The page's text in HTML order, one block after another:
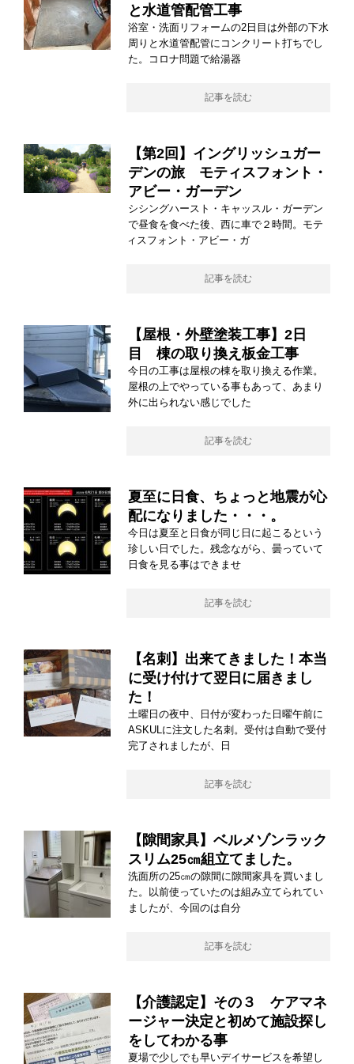
と水道管配管工事
浴室・洗面リフォームの2日目は外部の下水
周りと水道管配管にコンクリート打ちでし
た。コロナ問題で給湯器
記事を読む
【第2回】イングリッシュガー
デンの旅 モティスフォント・
アビー・ガーデン
シシングハースト・キャッスル・ガーデン
で昼食を食べた後、西に車で２時間。モテ
ィスフォント・アビー・ガ
記事を読む
【屋根・外壁塗装工事】2日
目 棟の取り換え板金工事
今日の工事は屋根の棟を取り換える作業。
屋根の上でやっている事もあって、あまり
外に出られない感じでした
記事を読む
夏至に日食、ちょっと地震が心
配になりました・・・。
今日は夏至と日食が同じ日に起こるという
珍しい日でした。残念ながら、曇っていて
日食を見る事はできませ
記事を読む
【名刺】出来てきました！本当
に受け付けて翌日に届きまし
た！
土曜日の夜中、日付が変わった日曜午前に
ASKULに注文した名刺。受付は自動で受付
完了されましたが、日
記事を読む
【隙間家具】ベルメゾンラック
スリム25㎝組立てました。
洗面所の25㎝の隙間に隙間家具を買いまし
た。以前使っていたのは組み立てられてい
ましたが、今回のは自分
記事を読む
【介護認定】その３ ケアマネ
ージャー決定と初めて施設探し
をしてわかる事
夏場で少しでも早いデイサービスを希望し